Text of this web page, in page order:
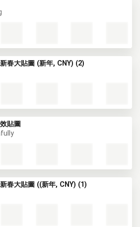
春大貼圖 (新年, CNY) (2)
貼圖
春大貼圖 ((新年, CNY) (1)